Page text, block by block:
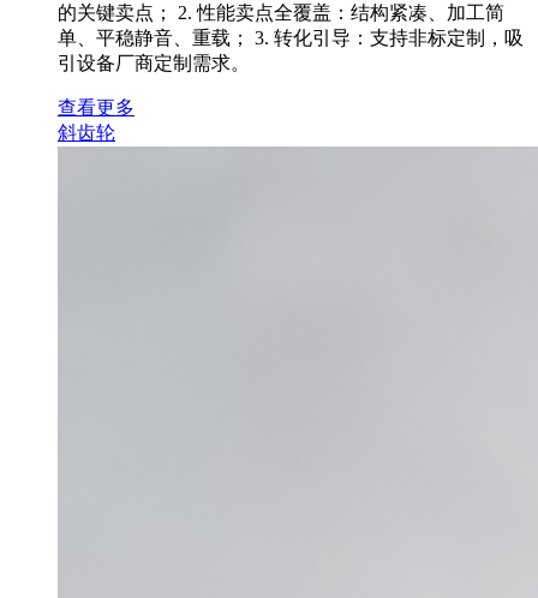
的关键卖点； 2. 性能卖点全覆盖：结构紧凑、加工简
单、平稳静音、重载； 3. 转化引导：支持非标定制，吸
引设备厂商定制需求。
查看更多
斜齿轮